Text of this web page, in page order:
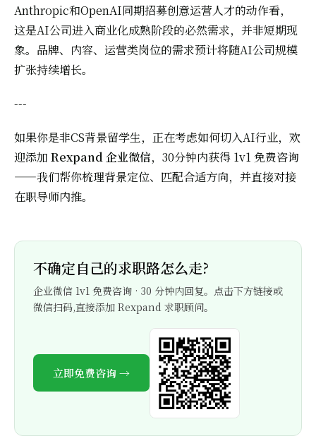
Anthropic和OpenAI同期招募创意运营人才的动作看，
这是AI公司进入商业化成熟阶段的必然需求，并非短期现
象。品牌、内容、运营类岗位的需求预计将随AI公司规模
扩张持续增长。
---
如果你是非CS背景留学生，正在考虑如何切入AI行业，欢
迎添加 Rexpand 企业微信，30分钟内获得 1v1 免费咨询
——我们帮你梳理背景定位、匹配合适方向，并直接对接
在职导师内推。
不确定自己的求职路怎么走?
企业微信 1v1 免费咨询 · 30 分钟内回复。点击下方链接或
微信扫码,直接添加 Rexpand 求职顾问。
立即免费咨询 →